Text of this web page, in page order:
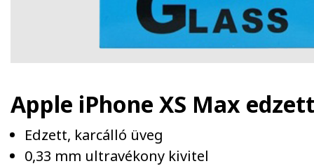
Apple iPhone XS Max
Edzett, karcálló üveg
0,33 mm ultravékony kivitel